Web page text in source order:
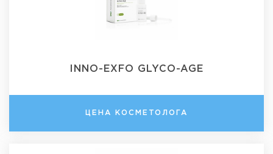
INNO-EXFO GLYCO-AGE
ЦЕНА КОСМЕТОЛОГА